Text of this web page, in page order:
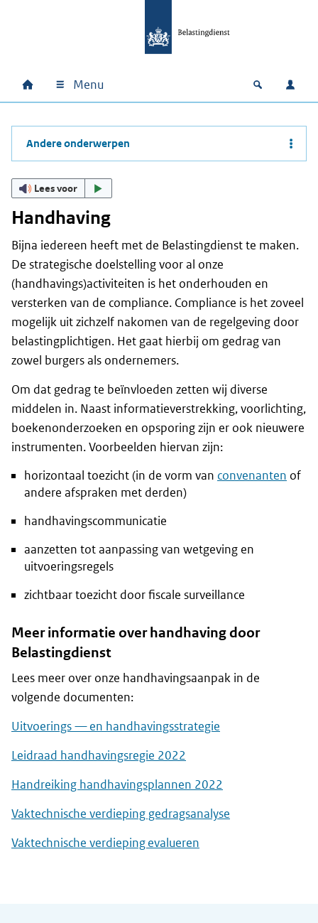
Hoofdnavigatie
Home Menu Open
Andere onderwerpen
Lees voor
Handhaving
Bijna iedereen heeft met de Belastingdienst te maken.
De strategische doelstelling voor al onze
(handhavings)activiteiten is het onderhouden en
versterken van de compliance. Compliance is het zoveel
mogelijk uit zichzelf nakomen van de regelgeving door
belastingplichtigen. Het gaat hierbij om gedrag van
zowel burgers als ondernemers.
Om dat gedrag te beïnvloeden zetten wij diverse
middelen in. Naast informatieverstrekking, voorlichting,
boekenonderzoeken en opsporing zijn er ook nieuwere
instrumenten. Voorbeelden hiervan zijn:
horizontaal toezicht (in de vorm van convenanten of
andere afspraken met derden)
handhavingscommunicatie
aanzetten tot aanpassing van wetgeving en
uitvoeringsregels
zichtbaar toezicht door fiscale surveillance
Meer informatie over handhaving door
Belastingdienst
Lees meer over onze handhavingsaanpak in de
volgende documenten:
Uitvoerings — en handhavingsstrategie
Leidraad handhavingsregie 2022
Handreiking handhavingsplannen 2022
Vaktechnische verdieping gedragsanalyse
Vaktechnische verdieping evalueren